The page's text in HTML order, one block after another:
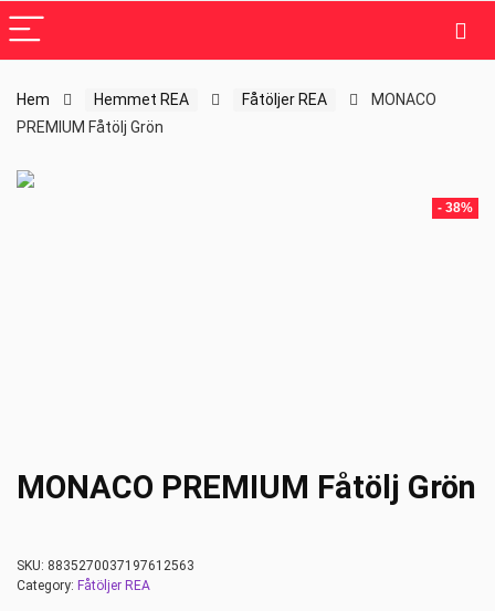
Hem Hemmet REA Fåtöljer REA
MONACO
PREMIUM Fåtölj Grön
- 38%
MONACO PREMIUM Fåtölj Grön
SKU: 8835270037197612563
Category: Fåtöljer REA